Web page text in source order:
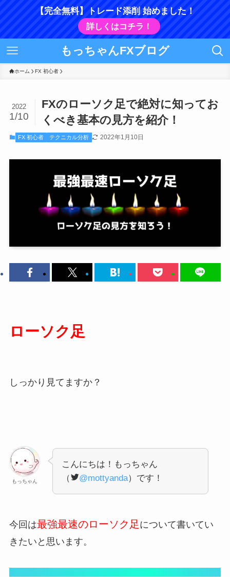
【完全無料】トレード添削 始めました！
詳しくはコチラ！
もっちゃんFXブログ
ホーム FX 初心者
FXのローソク足で絶対に知ってお
くべき基本の見方を紹介！
2022
1/10
FX 初心者 テクニカル分析 2022年1月10日
ローソク足
しっかり見てますか？
もっちゃん
こんにちは！もっちゃん
（
@mottyanda）です！
今回は最強最速のローソク足 について書いてい
きたいと思います。